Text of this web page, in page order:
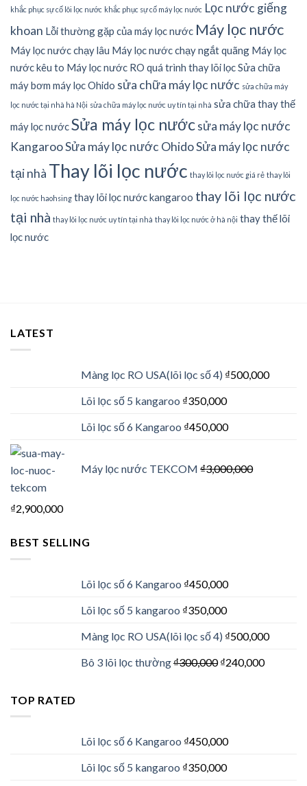
khắc phục sự cố lõi lọc nước khắc phục sự cố máy lọc nước Lọc nước giếng
khoan Lỗi thường gặp của máy lọc nước Máy lọc nước
Máy lọc nước chạy lâu Máy lọc nước chạy ngắt quãng Máy lọc
nước kêu to Máy lọc nước RO quá trình thay lõi lọcSửa chữa
máy bơm máy lọc Ohido sửa chữa máy lọc nước sửa chữa máy
lọc nước tại nhà hà Nội sửa chữa máy lọc nước uy tín tại nhà sửa chữa thay thế
máy lọc nướcSửa máy lọc nướcsửa máy lọc nước
KangarooSửa máy lọc nước OhidoSửa máy lọc nước
tại nhà Thay lõi lọc nước thay lõi lọc nước giá rẻ thay lõi
lọc nước haohsing thay lõi lọc nước kangaroo thay lõi lọc nước
tại nhà thay lõi lọc nước uy tín tại nhà thay lõi lọc nước ở hà nội thay thế lõi
lọc nước
LATEST
Màng lọc RO USA(lõi lọc số 4) ₫500,000
Lõi lọc số 5 kangaroo ₫350,000
Lõi lọc số 6 Kangaroo ₫450,000
Máy lọc nước TEKCOM ₫3,000,000
₫2,900,000
BEST SELLING
Lõi lọc số 6 Kangaroo ₫450,000
Lõi lọc số 5 kangaroo ₫350,000
Màng lọc RO USA(lõi lọc số 4) ₫500,000
Bô 3 lõi lọc thường₫300,000 ₫240,000
TOP RATED
Lõi lọc số 6 Kangaroo ₫450,000
Lõi lọc số 5 kangaroo ₫350,000